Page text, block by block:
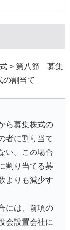
> 第八節 募集
割当て
ら募集株式の
者に割り当て
い。この場合
割り当てる募
よりも減少す
には、前項の
会設置会社に